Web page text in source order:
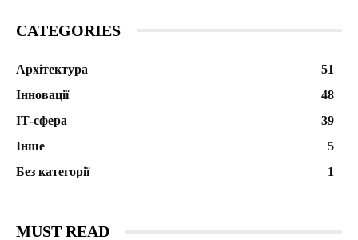
CATEGORIES
Архітектура
51
Інновації
48
ІТ-сфера
39
Інше
5
Без категорії
1
MUST READ